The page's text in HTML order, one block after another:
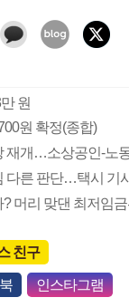
원
원 확정(종합)
재개…소상공인-노
머리 맞댄 최저임금
친구
인스타그램